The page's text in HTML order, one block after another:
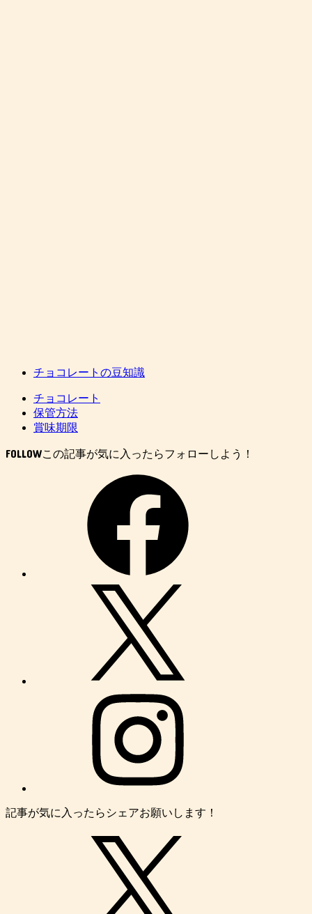
チョコレートの豆知識
チョコレート
保管方法
賞味期限
FOLLOW
記事が気に入ったらシェアお願いします！